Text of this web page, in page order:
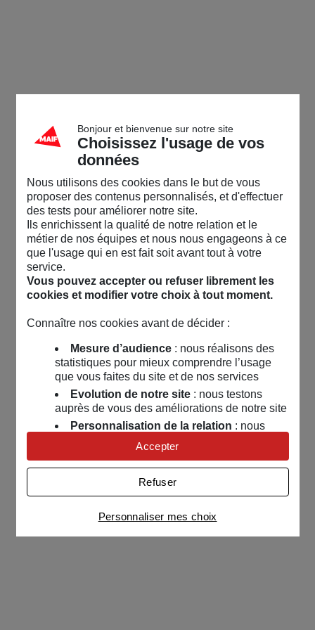
Bonjour et bienvenue sur notre site
Choisissez l'usage de vos
données
Nous utilisons des cookies dans le but de vous
proposer des contenus personnalisés, et d'effectuer
des tests pour améliorer notre site.
Ils enrichissent la qualité de notre relation et le
métier de nos équipes et nous nous engageons à ce
que l'usage qui en est fait soit avant tout à votre
service.
Vous pouvez accepter ou refuser librement les
cookies et modifier votre choix à tout moment.
Connaître nos cookies avant de décider :
Mesure d’audience: nous réalisons des
statistiques pour mieux comprendre l’usage
que vous faites du site et de nos services
Evolution de notre site: nous testons
auprès de vous des améliorations de notre site
Personnalisation de la relation : nous
nous servons de cookies pour adapter nos
contenus et personnaliser nos offres
Univers publicitaire: nous utilisons avec
nos partenaires des cookies pour afficher des
publicités personnalisées
Connaître notre politique cookies et la liste de nos
partenaires
Personnaliser mes choix
Refuser
Accepter